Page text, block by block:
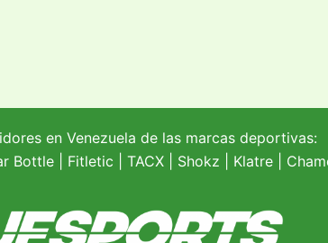
en Venezuela de las marcas deportivas:
Bottle| Fitletic TACX| Shokz Klatre|